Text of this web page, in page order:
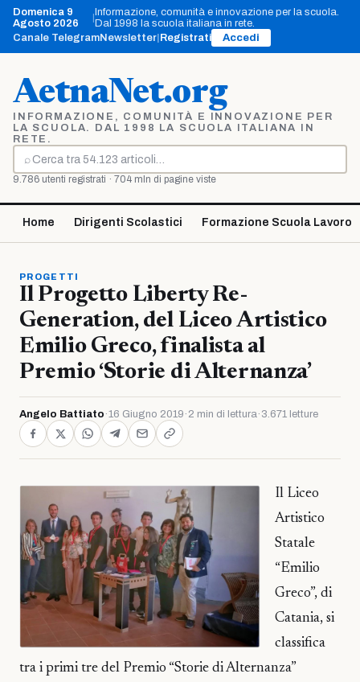
Vai
contenuto
Domenica 9
Agosto 2026
|Informazione, comunità e innovazione per la scuola.
Dal 1998 la scuola italiana in rete.
Canale TelegramNewsletter Registrati Accedi
AetnaNet.org
INFORMAZIONE, COMUNITÀ E INNOVAZIONE PER
LA SCUOLA. DAL 1998 LA SCUOLA ITALIANA IN
RETE.
⌕
Cerca
9.786 utenti registrati · 704 mln di pagine viste
Home Dirigenti Scolastici Formazione Scuola Lavoro
PROGETTI
Il Progetto Liberty Re-
Generation, del Liceo Artistico
Emilio Greco, finalista al
Premio ‘Storie di Alternanza’
Angelo Battiato ·16 Giugno 2019 · 2 min di lettura· 3.671 letture
Il Liceo
Artistico
Statale
“Emilio
Greco”, di
Catania, si
classifica
tra i primi tre del Premio “Storie di Alternanza”